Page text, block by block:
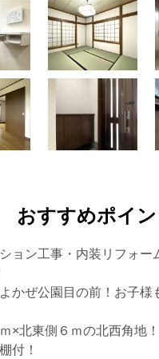
おすすめポイン
ョン工事・内装リフォー
かぜ公園目の前！お子様
×北東側６ｍの北西角地
付！